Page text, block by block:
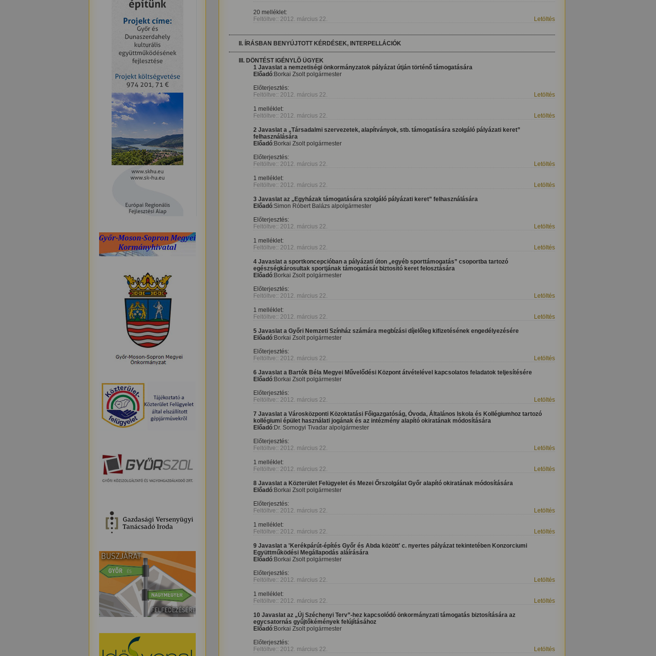
20 melléklet:
Feltöltve:: 2012. március 22.
Letöltés
II. ÍRÁSBAN BENYÚJTOTT KÉRDÉSEK, INTERPELLÁCIÓK
III. DÖNTÉST IGÉNYLÕ ÜGYEK
1 Javaslat a nemzetiségi önkormányzatok pályázat útján történő támogatására
Előadó:Borkai Zsolt polgármester
Előterjesztés:
Feltöltve:: 2012. március 22.
Letöltés
1 melléklet:
Feltöltve:: 2012. március 22.
Letöltés
2 Javaslat a „Társadalmi szervezetek, alapítványok, stb. támogatására szolgáló pályázati keret”
felhasználására
Előadó:Borkai Zsolt polgármester
Előterjesztés:
Feltöltve:: 2012. március 22.
Letöltés
1 melléklet:
Feltöltve:: 2012. március 22.
Letöltés
3 Javaslat az „Egyházak támogatására szolgáló pályázati keret” felhasználására
Előadó:Simon Róbert Balázs alpolgármester
Előterjesztés:
Feltöltve:: 2012. március 22.
Letöltés
1 melléklet:
Feltöltve:: 2012. március 22.
Letöltés
4 Javaslat a sportkoncepcióban a pályázati úton „egyéb sporttámogatás” csoportba tartozó
egészségkárosultak sportjának támogatását biztosító keret felosztására
Előadó:Borkai Zsolt polgármester
Előterjesztés:
Feltöltve:: 2012. március 22.
Letöltés
1 melléklet:
Feltöltve:: 2012. március 22.
Letöltés
5 Javaslat a Győri Nemzeti Színház számára megbízási díjelőleg kifizetésének engedélyezésére
Előadó:Borkai Zsolt polgármester
Előterjesztés:
Feltöltve:: 2012. március 22.
Letöltés
6 Javaslat a Bartók Béla Megyei Művelődési Központ átvételével kapcsolatos feladatok teljesítésére
Előadó:Borkai Zsolt polgármester
Előterjesztés:
Feltöltve:: 2012. március 22.
Letöltés
7 Javaslat a Városközponti Közoktatási Főigazgatóság, Óvoda, Általános Iskola és Kollégiumhoz tartozó
kollégiumi épület használati jogának és az intézmény alapító okiratának módosítására
Előadó:Dr. Somogyi Tivadar alpolgármester
Előterjesztés:
Feltöltve:: 2012. március 22.
Letöltés
1 melléklet:
Feltöltve:: 2012. március 22.
Letöltés
8 Javaslat a Közterület Felügyelet és Mezei Őrszolgálat Győr alapító okiratának módosítására
Előadó:Borkai Zsolt polgármester
Előterjesztés:
Feltöltve:: 2012. március 22.
Letöltés
1 melléklet:
Feltöltve:: 2012. március 22.
Letöltés
9 Javaslat a 'Kerékpárút-építés Győr és Abda között' c. nyertes pályázat tekintetében Konzorciumi
Együttműködési Megállapodás aláírására
Előadó:Borkai Zsolt polgármester
Előterjesztés:
Feltöltve:: 2012. március 22.
Letöltés
1 melléklet:
Feltöltve:: 2012. március 22.
Letöltés
10 Javaslat az „Új Széchenyi Terv”-hez kapcsolódó önkormányzati támogatás biztosítására az
egycsatornás gyűjtőkémények felújításához
Előadó:Borkai Zsolt polgármester
Előterjesztés:
Feltöltve:: 2012. március 22.
Letöltés